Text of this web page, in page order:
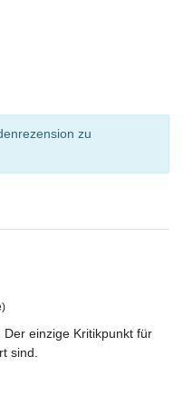
zu
einzige Kritikpunkt für
sind.